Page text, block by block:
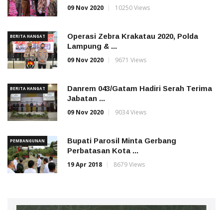
09 Nov 2020
10250 Views
BERITA HANGAT
Operasi Zebra Krakatau 2020, Polda
Lampung & ...
09 Nov 2020
9671 Views
BERITA HANGAT
Danrem 043/Gatam Hadiri Serah Terima
Jabatan ...
09 Nov 2020
9034 Views
PEMBANGUNAN
Bupati Parosil Minta Gerbang
Perbatasan Kota ...
19 Apr 2018
8679 Views